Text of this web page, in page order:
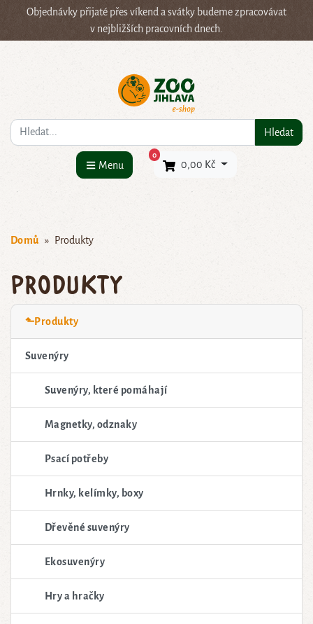
Objednávky přijaté přes víkend a svátky budeme zpracovávat
v nejbližších pracovních dnech.
Co hledáte? Hledat
Menu
0×
0,00 Kč
Domů Produkty
Produkty
⬑Produkty
Suvenýry
Suvenýry, které pomáhají
Magnetky, odznaky
Psací potřeby
Hrnky, kelímky, boxy
Dřevěné suvenýry
Ekosuvenýry
Hry a hračky